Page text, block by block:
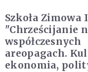
Szkoła Zimowa
"Chrześcijanie
współczesnych
areopagach.
ekonomia,